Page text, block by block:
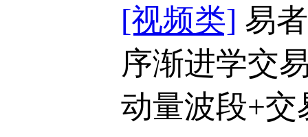
[视频类] 易
序渐进学交
动量波段+交